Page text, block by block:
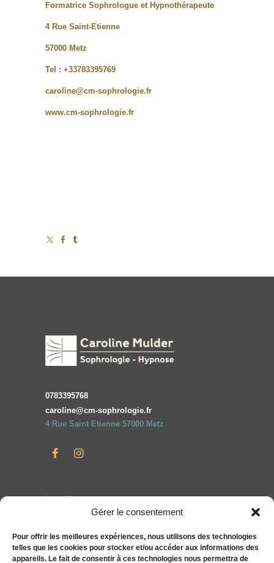
Gérer le consentement
Pour offrir les meilleures expériences, nous utilisons des technologies
telles que les cookies pour stocker et/ou accéder aux informations des
appareils. Le fait de consentir à ces technologies nous permettra de
Formatrice Sophrologue et Hypnothérapeute
4 Rue Saint-Etienne
57000 Metz
Tel : +33783395769
caroline@cm-sophrologie.fr
www.cm-sophrologie.fr
0783395768
caroline@cm-sophrologie.fr
4 Rue Saint Etienne 57000 Metz
Accueil
Entreprises
Compléments alimentaires bien-être S&You